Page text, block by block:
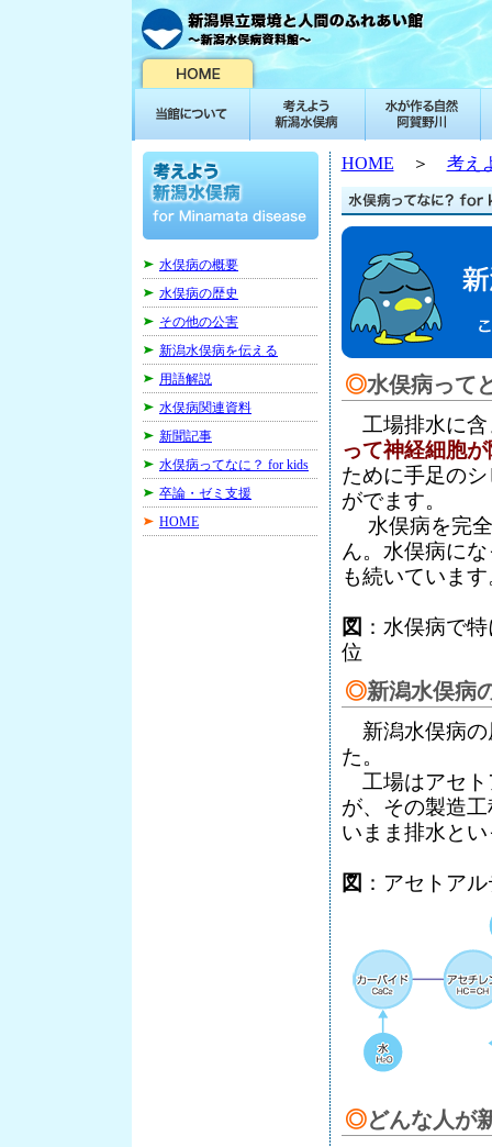
水俣病の概要
水俣病の歴史
その他の公害
新潟水俣病を伝える
用語解説
水俣病関連資料
新聞記事
水俣病ってなに？ for kids
卒論・ゼミ支援
HOME
HOME ＞ 考え
◎水俣病って
工場排水に含
って神経細胞
ために手足の
がでます。
水俣病を完全
ん。水俣病に
も続いています
図 ：水俣病で
位
◎新潟水俣病
新潟水俣病の
た。
工場はアセト
が、その製造
いまま排水と
図 ：アセトア
◎どんな人が